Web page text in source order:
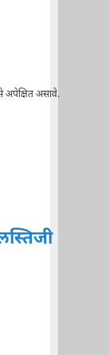
अपेक्षित असावे.